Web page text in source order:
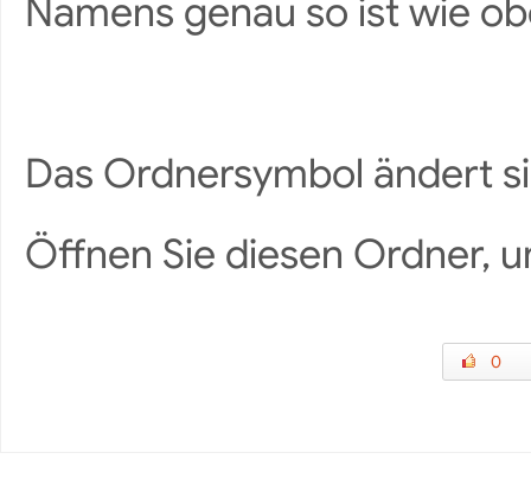
Namens genau so ist wie
Das Ordnersymbol ändert
Öffnen Sie diesen Ordner,
0